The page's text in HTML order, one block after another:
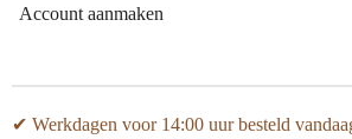
Account aanmaken
✔ Werkdagen voor 14:00 uur besteld